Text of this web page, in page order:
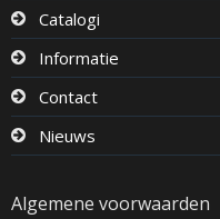
Catalogi
Informatie
Contact
Nieuws
Algemene voorwaarden